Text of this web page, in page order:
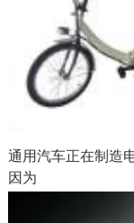
通用汽车正在制造
因为